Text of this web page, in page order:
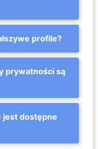
profile?
prywatności są
jest dostępne